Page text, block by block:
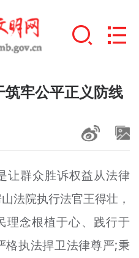
+
+
牢公平正义防线
群众胜诉权益从法律
法院执行法官王得壮 ，
理念根植于心、践行于
格执法捍卫法律尊严;秉